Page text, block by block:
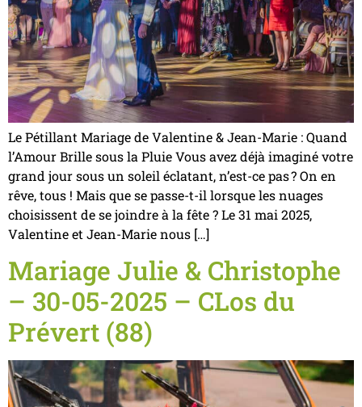
Le Pétillant Mariage de Valentine & Jean-Marie : Quand
l’Amour Brille sous la Pluie Vous avez déjà imaginé votre
grand jour sous un soleil éclatant, n’est-ce pas ? On en
rêve, tous ! Mais que se passe-t-il lorsque les nuages
choisissent de se joindre à la fête ? Le 31 mai 2025,
Valentine et Jean-Marie nous […]
Mariage Julie & Christophe
– 30-05-2025 – CLos du
Prévert (88)